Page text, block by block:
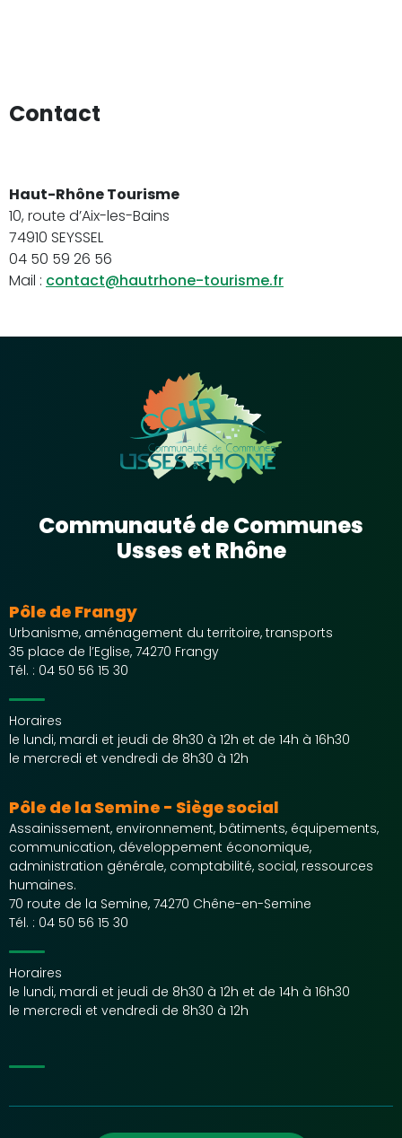
Contact
Haut-Rhône Tourisme
10, route d’Aix-les-Bains
74910 SEYSSEL
04 50 59 26 56
Mail : contact@hautrhone-tourisme.fr
Communauté de Communes
Usses et Rhône
Pôle de Frangy
Urbanisme, aménagement du territoire, transports
35 place de l’Eglise, 74270 Frangy
Tél. : 04 50 56 15 30
Horaires
le lundi, mardi et jeudi de 8h30 à 12h et de 14h à 16h30
le mercredi et vendredi de 8h30 à 12h
Pôle de la Semine - Siège social
Assainissement, environnement, bâtiments, équipements,
communication, développement économique,
administration générale, comptabilité, social, ressources
humaines.
70 route de la Semine, 74270 Chêne-en-Semine
Tél. : 04 50 56 15 30
Horaires
le lundi, mardi et jeudi de 8h30 à 12h et de 14h à 16h30
le mercredi et vendredi de 8h30 à 12h